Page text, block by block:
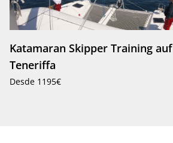
Katamaran Skipper Training auf
Teneriffa
Desde 1195€